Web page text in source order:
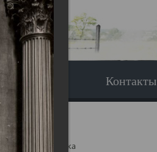
ответ Контакты
Архангельска